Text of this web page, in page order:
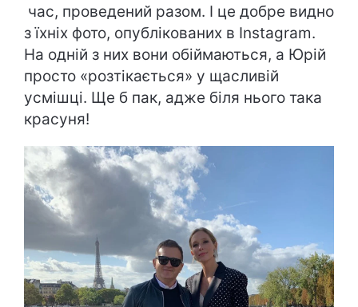
час, проведений разом. І це добре видно
з їхніх фото, опублікованих в Instagram.
На одній з них вони обіймаються, а Юрій
просто «розтікається» у щасливій
усмішці. Ще б пак, адже біля нього така
красуня!